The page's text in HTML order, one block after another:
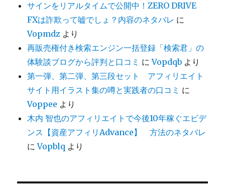
サインをリアルタイムで公開中！ZERO DRIVE
FXは詐欺って嘘でしょ？内容のネタバレ に
Vopmdz より
再販売権付き検索エンジン一括登録「検索君」の
体験談ブログから評判と口コミ にVopdqb より
第一弾、第二弾、第三段セット アフィリエイト
サイト用イラスト集の噂と実践者の口コミ に
Voppee より
木内 智也のアフィリエイトで今後10年稼ぐエビデ
ンス【資産アフィリAdvance】 方法のネタバレ
にVopblq より